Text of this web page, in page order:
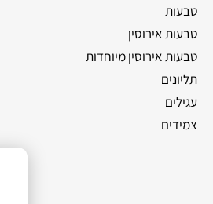
טבעות
טבעות אירוסין
טבעות אירוסין מיוחדות
תליונים
עגילים
צמידים